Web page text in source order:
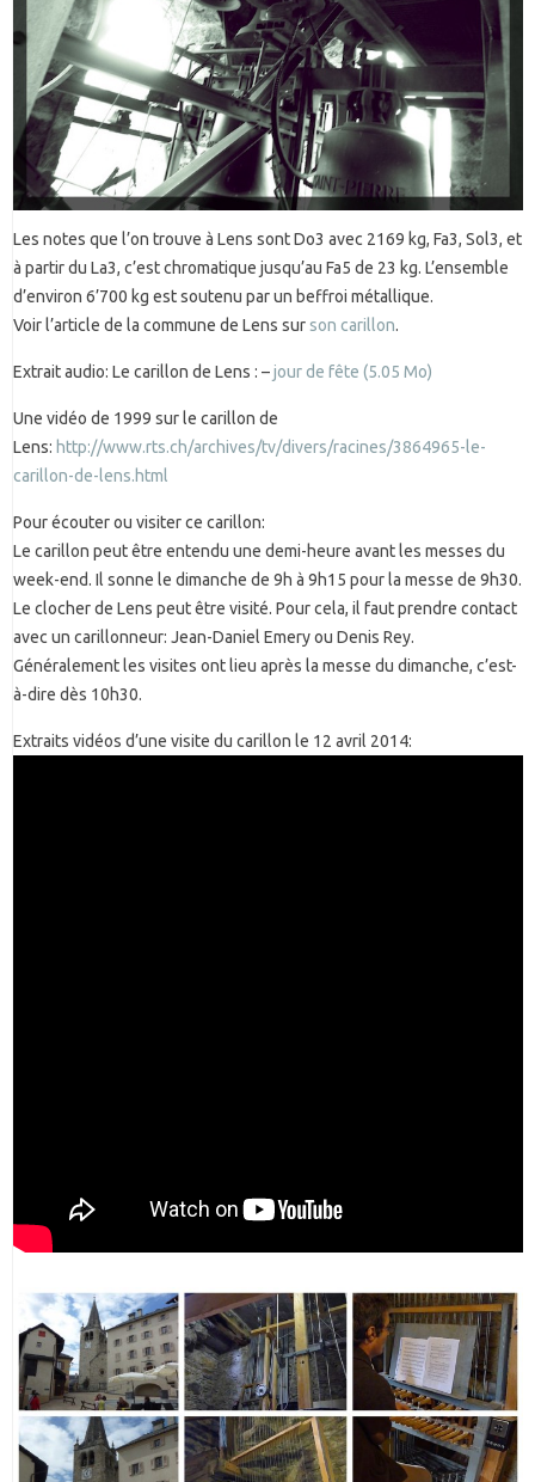
Les notes que l’on trouve à Lens sont Do3 avec 2169 kg, Fa3, Sol3, et
à partir du La3, c’est chromatique jusqu’au Fa5 de 23 kg. L’ensemble
d’environ 6’700 kg est soutenu par un beffroi métallique.
Voir l’article de la commune de Lens sur son carillon.
Extrait audio: Le carillon de Lens : –jour de fête (5.05 Mo)
Une vidéo de 1999 sur le carillon de
Lens: http://www.rts.ch/archives/tv/divers/racines/3864965-le-
carillon-de-lens.html
Pour écouter ou visiter ce carillon:
Le carillon peut être entendu une demi-heure avant les messes du
week-end. Il sonne le dimanche de 9h à 9h15 pour la messe de 9h30.
Le clocher de Lens peut être visité. Pour cela, il faut prendre contact
avec un carillonneur: Jean-Daniel Emery ou Denis Rey.
Généralement les visites ont lieu après la messe du dimanche, c’est-
à-dire dès 10h30.
Extraits vidéos d’une visite du carillon le 12 avril 2014: